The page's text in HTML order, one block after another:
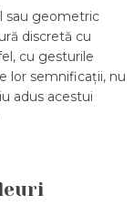
sau geometric
discretă cu
cu gesturile
lor semnificații, nu
adus acestui